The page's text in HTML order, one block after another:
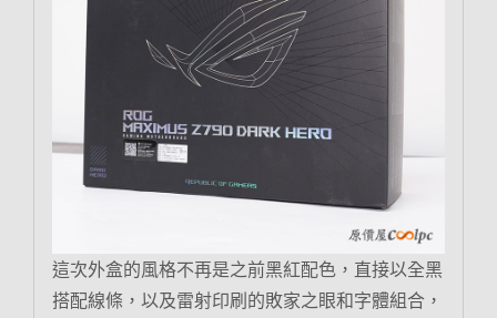
這次外盒的風格不再是之前黑紅配色，直接以全黑
搭配線條，以及雷射印刷的敗家之眼和字體組合，